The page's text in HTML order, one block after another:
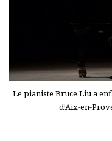
Le pianiste Bruce Liu a
d’Aix-en-